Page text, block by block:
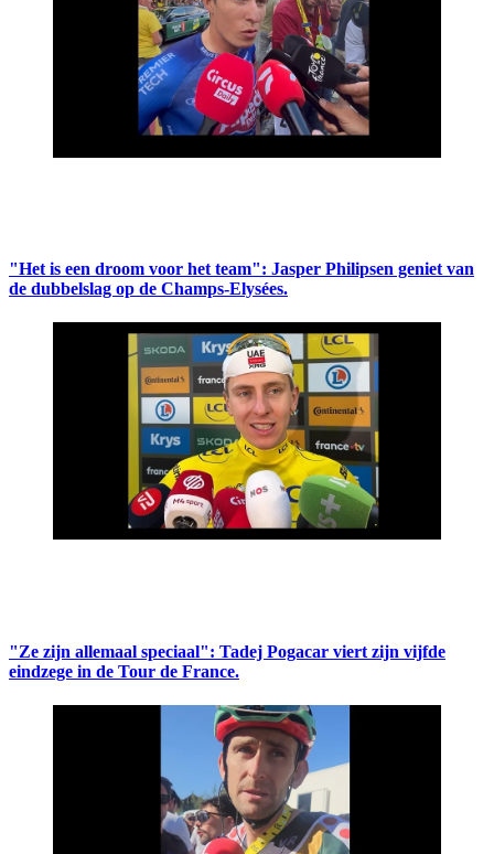
"Het is een droom voor het team": Jasper Philipsen geniet van
de dubbelslag op de Champs-Elysées.
"Ze zijn allemaal speciaal": Tadej Pogacar viert zijn vijfde
eindzege in de Tour de France.